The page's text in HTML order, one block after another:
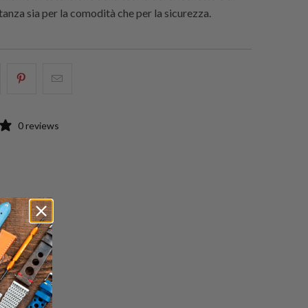
sia per la comodità che per la sicurezza.
Condividi
Pinterest
0 reviews